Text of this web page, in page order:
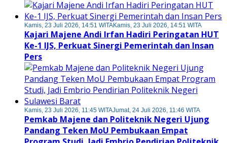
Kamis, 23 Juli 2026, 14:51 WITAKamis, 23 Juli 2026, 14:51 WITA
Kajari Majene Andi Irfan Hadiri Peringatan HUT
Ke-1 IJS, Perkuat Sinergi Pemerintah dan Insan
Pers
Kamis, 23 Juli 2026, 11:45 WITAJumat, 24 Juli 2026, 11:46 WITA
Pemkab Majene dan Politeknik Negeri Ujung
Pandang Teken MoU Pembukaan Empat